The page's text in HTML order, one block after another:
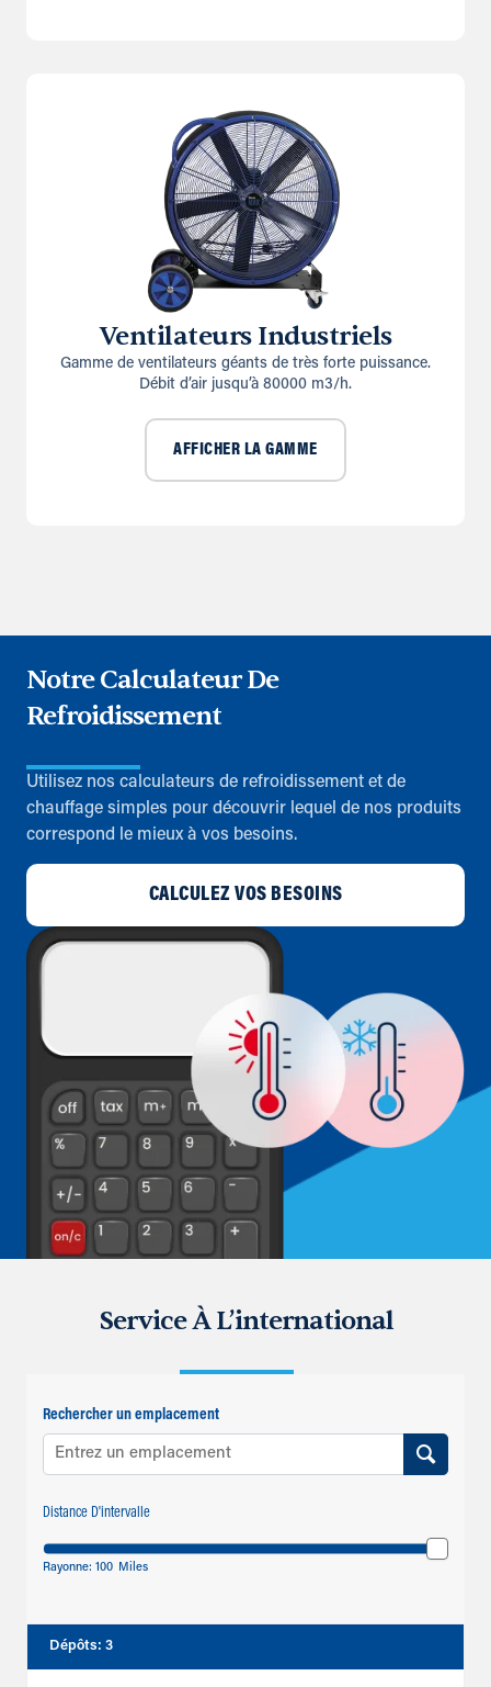
Ventilateurs Industriels
Gamme de ventilateurs géants de très forte puissance.
Débit d’air jusqu’à 80000 m3/h.
AFFICHER LA GAMME
Notre Calculateur De
Refroidissement
Utilisez nos calculateurs de refroidissement et de
chauffage simples pour découvrir lequel de nos produits
correspond le mieux à vos besoins.
CALCULEZ VOS BESOINS
Service À L’international
Rechercher un emplacement
Distance D'intervalle
Rayonne: 100 Miles
Dépôts: 3